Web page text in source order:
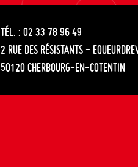
TÉL. : 02 33 78 96 49
2 RUE DES RÉSISTANTS -
50120 CHERBOURG-EN-COTENTIN